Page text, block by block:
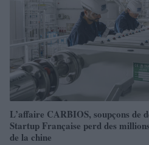
L’affaire CARBIOS, soupçons de
Startup Française perd des
de la chine